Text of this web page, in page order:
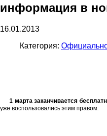
информация в
16.01.2013
Категория:
1 марта заканчивается
уже воспользовались этим правом.